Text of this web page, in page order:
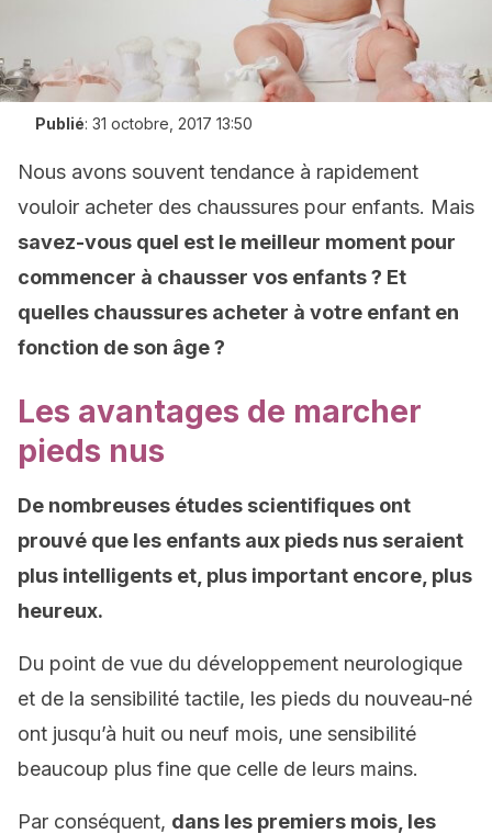
Publié: 31 octobre, 2017 13:50
Nous avons souvent tendance à rapidement
vouloir acheter des chaussures pour enfants. Mais
savez-vous quel est le meilleur moment pour
commencer à chausser vos enfants ? Et
quelles chaussures acheter à votre enfant en
fonction de son âge ?
Les avantages de marcher
pieds nus
De nombreuses études scientifiques ont
prouvé que les enfants aux pieds nus seraient
plus intelligents et, plus important encore, plus
heureux.
Du point de vue du développement neurologique
et de la sensibilité tactile, les pieds du nouveau-né
ont jusqu’à huit ou neuf mois, une sensibilité
beaucoup plus fine que celle de leurs mains.
Par conséquent, dans les premiers mois, les